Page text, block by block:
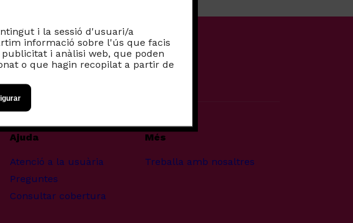
i la sessió d'usuari/a
informació sobre l'ús que facis
i anàlisi web, que poden
o que hagin recopilat a partir de
Ajuda
Atenció a la usuària
Preguntes
Consultar cobertura
Més
Treballa amb nosaltres